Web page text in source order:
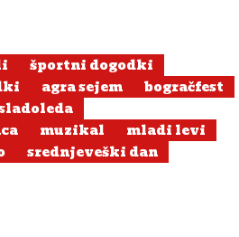
športni dogodki
agra sejem
bogračfest
muzikal
mladi levi
srednjeveški dan